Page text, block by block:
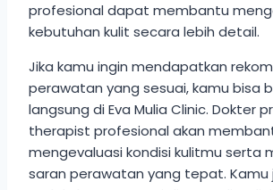
profesional dapat membantu
kebutuhan kulit secara lebih detail.
Jika kamu ingin mendapatkan
perawatan yang sesuai, kamu bisa
langsung di Eva Mulia Clinic. Dokter
therapist profesional akan
mengevaluasi kondisi kulitmu serta
saran perawatan yang tepat. Kamu